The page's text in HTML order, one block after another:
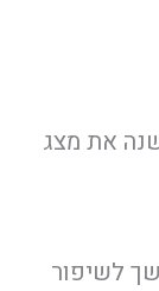
את מצג
לשיפור